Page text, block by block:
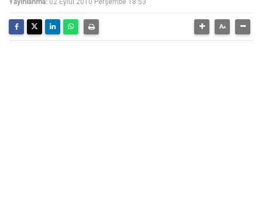
Yayınlanma: 02 Eylül 2010 Perşembe 18:53